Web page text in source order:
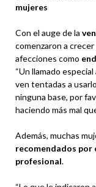
mujeres
Con el auge de la
comenzaron a
afecciones como
“Un llamado
ven tentadas a
ninguna base, por
haciendo más mal
Además, muchas
recomendados por
profesional.